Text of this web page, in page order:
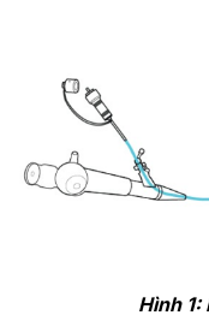
Hình 1: Minh